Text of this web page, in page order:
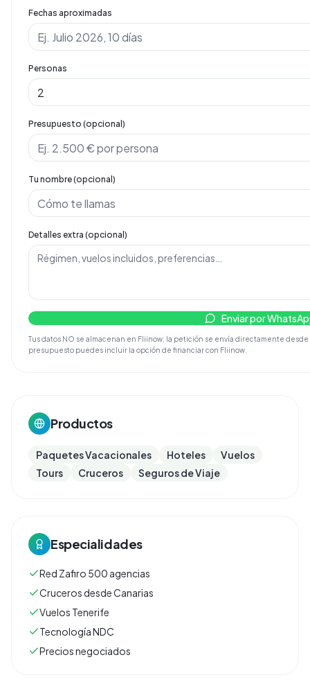
Fechas aproximadas
Personas
Presupuesto (opcional)
Tu nombre (opcional)
Detalles extra (opcional)
Enviar por
Tus datos NO se almacenan en Fliinow: la petición se envía directamente desde
presupuesto puedes incluir la opción de financiar con Fliinow.
Productos
Paquetes Vacacionales Hoteles
Vuelos
Tours
Cruceros Seguros de Viaje
Especialidades
Red Zafiro 500 agencias
Cruceros desde Canarias
Vuelos Tenerife
Tecnología NDC
Precios negociados